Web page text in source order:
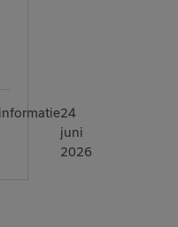
24
juni
2026